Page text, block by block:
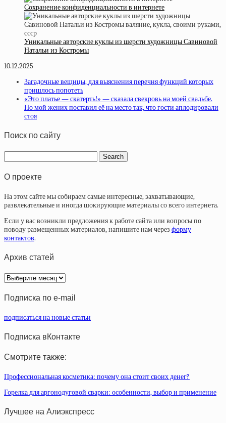
Сохранение конфиденциальности в интернете
Уникальные авторские куклы из шерсти художницы Савиновой
Натальи из Костромы
10.12.2025
Загадочные вещицы, для выяснения перечня функций которых
пришлось попотеть
«Это платье — скатерть!» — сказала свекровь на моей свадьбе.
Но мой жених поставил её на место так, что гости аплодировали
стоя
Поиск по сайту
О проекте
На этом сайте мы собираем самые интересные, захватывающие,
развлекательные и иногда шокирующие материалы со всего интернета.
Если у вас возникли предложения к работе сайта или вопросы по
поводу размещенных материалов, напишите нам через форму
контактов.
Архив статей
Архив
статей
Подписка по e-mail
подписаться на новые статьи
Подписка вКонтакте
Смотрите также:
Профессиональная косметика: почему она стоит своих денег?
Горелка для аргонодуговой сварки: особенности, выбор и применение
Лучшее на Алиэкспресс